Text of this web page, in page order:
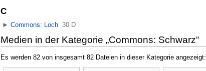
C
►Commons: Loch 30 D
Medien in der Kategorie „Commons: Schwarz“
Es werden 82 von insgesamt 82 Dateien in dieser Kategorie angezeigt: